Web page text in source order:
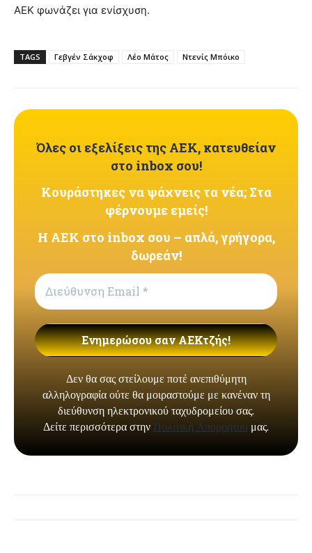
ΑΕΚ φωνάζει για ενίσχυση.
TAGS Γεβγέν Σάκχοφ Λέο Μάτος Ντενίς Μπόικο